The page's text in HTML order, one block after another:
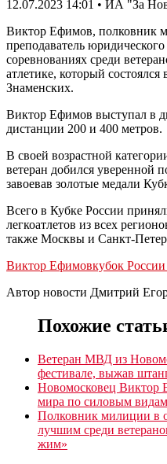
12.07.2023 14:01 • ИА "За
Виктор Ефимов, полковник
преподаватель
соревнованиях среди
атлетике, который
Знаменских.
Виктор Ефимов выступал в
дистанции 200 и 400 метров.
В своей возрастной
ветеран добился уверенной
завоевав золотые медали
Всего в Кубке России
легкоатлетов из всех
также Москвы и Санкт-
Виктор Ефимовкубок
Автор новости Дмитрий
Похожие
Ветеран МВД из
фестивале, выжав
Новомосковец Виктор
мира по силовым видам
Полковник милиции в
лучшим среди
жим»